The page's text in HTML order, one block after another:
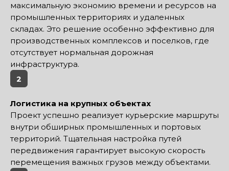
максимальную экономию времени и ресурсов на
промышленных территориях и удаленных
складах. Это решение особенно эффективно для
производственных комплексов и поселков, где
отсутствует нормальная дорожная
инфраструктура.
2
Логистика на крупных объектах
Проект успешно реализует курьерские маршруты
внутри обширных промышленных и портовых
территорий. Тщательная настройка путей
передвижения гарантирует высокую скорость
перемещения важных грузов между объектами.